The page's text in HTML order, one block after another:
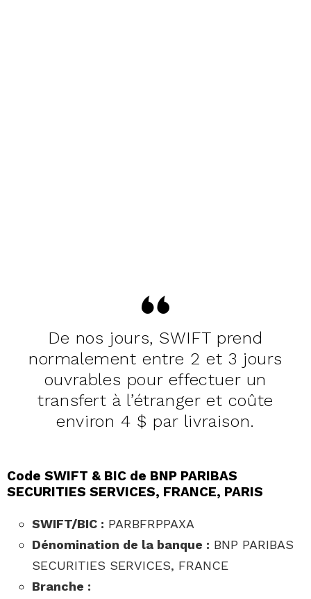
De nos jours, SWIFT prend
normalement entre 2 et 3 jours
ouvrables pour effectuer un
transfert à l’étranger et coûte
environ 4 $ par livraison.
Code SWIFT & BIC de BNP PARIBAS
SECURITIES SERVICES, FRANCE, PARIS
SWIFT/BIC : PARBFRPPAXA
Dénomination de la banque : BNP PARIBAS
SECURITIES SERVICES, FRANCE
Branche :